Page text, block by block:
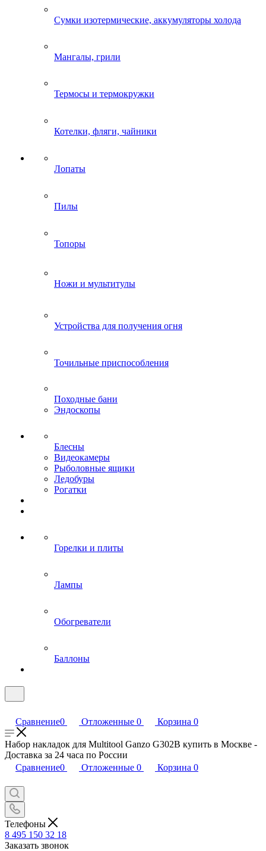
Сумки изотермические, аккумуляторы холода
Мангалы, грили
Термосы и термокружки
Котелки, фляги, чайники
Лопаты
Пилы
Топоры
Ножи и мультитулы
Устройства для получения огня
Точильные приспособления
Походные бани
Эндоскопы
Блесны
Видеокамеры
Рыболовные ящики
Ледобуры
Рогатки
Горелки и плиты
Лампы
Обогреватели
Баллоны
Сравнение0 Отложенные 0 Корзина 0
Набор накладок для Multitool Ganzo G302В купить в Москве -
Доставка за 24 часа по России
Сравнение0 Отложенные 0 Корзина 0
Телефоны
8 495 150 32 18
Заказать звонок